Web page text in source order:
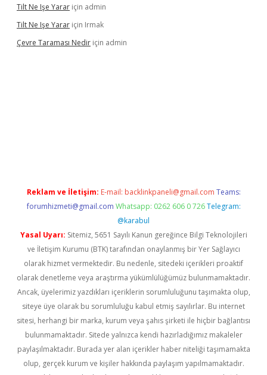
Tilt Ne Işe Yarar için admin
Tilt Ne Işe Yarar için Irmak
Çevre Taraması Nedir için admin
Reklam ve İletişim: E-mail: backlinkpaneli@gmail.com Teams:
forumhizmeti@gmail.com Whatsapp: 0262 606 0 726 Telegram:
@karabul
Yasal Uyarı: Sitemiz, 5651 Sayılı Kanun gereğince Bilgi Teknolojileri
ve İletişim Kurumu (BTK) tarafından onaylanmış bir Yer Sağlayıcı
olarak hizmet vermektedir. Bu nedenle, sitedeki içerikleri proaktif
olarak denetleme veya araştırma yükümlülüğümüz bulunmamaktadır.
Ancak, üyelerimiz yazdıkları içeriklerin sorumluluğunu taşımakta olup,
siteye üye olarak bu sorumluluğu kabul etmiş sayılırlar. Bu internet
sitesi, herhangi bir marka, kurum veya şahıs şirketi ile hiçbir bağlantısı
bulunmamaktadır. Sitede yalnızca kendi hazırladığımız makaleler
paylaşılmaktadır. Burada yer alan içerikler haber niteliği taşımamakta
olup, gerçek kurum ve kişiler hakkında paylaşım yapılmamaktadır.